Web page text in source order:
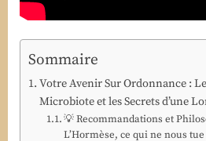
Sommaire
Votre Avenir Sur Ordonnance :
Microbiote et les Secrets d’une
💡 Recommandations et
L’Hormèse, ce qui ne nous